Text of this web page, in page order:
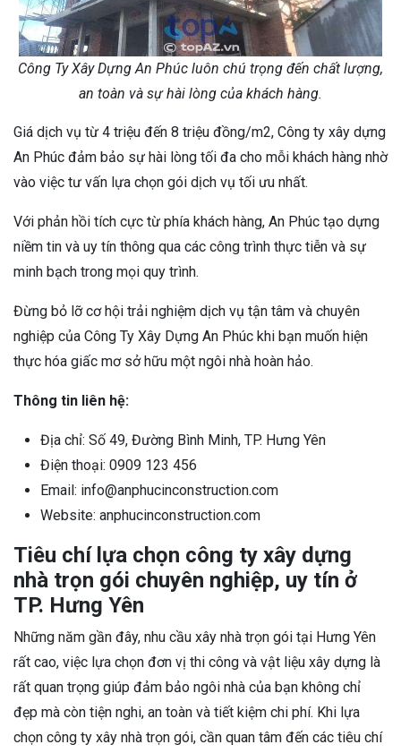
Công Ty Xây Dựng An Phúc luôn chú trọng đến chất lượng,
an toàn và sự hài lòng của khách hàng.
Giá dịch vụ từ 4 triệu đến 8 triệu đồng/m2, Công ty xây dựng
An Phúc đảm bảo sự hài lòng tối đa cho mỗi khách hàng nhờ
vào việc tư vấn lựa chọn gói dịch vụ tối ưu nhất.
Với phản hồi tích cực từ phía khách hàng, An Phúc tạo dựng
niềm tin và uy tín thông qua các công trình thực tiễn và sự
minh bạch trong mọi quy trình.
Đừng bỏ lỡ cơ hội trải nghiệm dịch vụ tận tâm và chuyên
nghiệp của Công Ty Xây Dựng An Phúc khi bạn muốn hiện
thực hóa giấc mơ sở hữu một ngôi nhà hoàn hảo.
Thông tin liên hệ:
Địa chỉ: Số 49, Đường Bình Minh, TP. Hưng Yên
Điện thoại: 0909 123 456
Email: info@anphucinconstruction.com
Website: anphucinconstruction.com
Tiêu chí lựa chọn công ty xây dựng
nhà trọn gói chuyên nghiệp, uy tín ở
TP. Hưng Yên
Những năm gần đây, nhu cầu xây nhà trọn gói tại Hưng Yên
rất cao, việc lựa chọn đơn vị thi công và vật liệu xây dựng là
rất quan trọng giúp đảm bảo ngôi nhà của bạn không chỉ
đẹp mà còn tiện nghi, an toàn và tiết kiệm chi phí. Khi lựa
chọn công ty xây nhà trọn gói, cần quan tâm đến các tiêu chí